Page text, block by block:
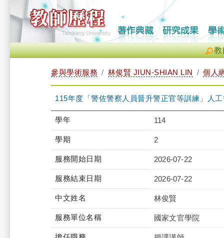
教
參與學術服務 林俊賢 JIUN-SHIAN LIN 個人
115年度「警佐警察人員晉升警正官等訓練」人
學年 114
學期 2
服務開始日期 2026-07-22
服務結束日期 2026-07-22
中文姓名 林俊賢
服務單位名稱 國家文官學院